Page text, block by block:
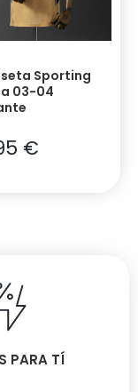
Sporting
03-04
€
PARA TÍ